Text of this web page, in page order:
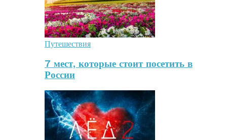
Путешествия
7 мест, которые стоит посетить в
России